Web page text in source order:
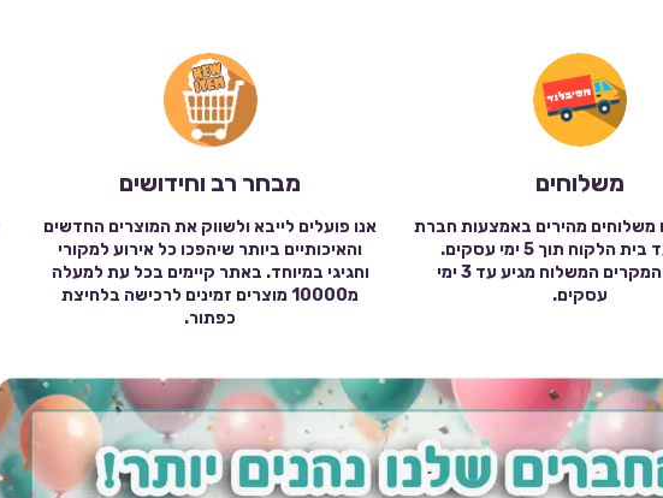
משלוחים
משלוחים מהירים באמצעות חברת
שילוח עד בית הלקוח תוך 5 ימי עסקים.
במרבית המקרים המשלוח מגיע עד 3 ימי
עסקים.
מבחר רב וחידושים
אנו פועלים לייבא ולשווק את המוצרים החדשים
והאיכותיים ביותר שיהפכו כל אירוע למקורי
וחגיגי במיוחד. באתר קיימים בכל עת למעלה
מ10000 מוצרים זמינים לרכישה בלחיצת
כפתור.